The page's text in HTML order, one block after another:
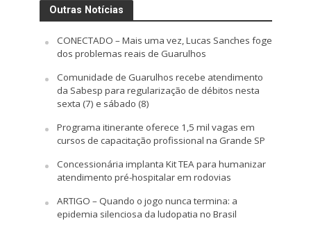
Outras Notícias
CONECTADO – Mais uma vez, Lucas Sanches foge
dos problemas reais de Guarulhos
Comunidade de Guarulhos recebe atendimento
da Sabesp para regularização de débitos nesta
sexta (7) e sábado (8)
Programa itinerante oferece 1,5 mil vagas em
cursos de capacitação profissional na Grande SP
Concessionária implanta Kit TEA para humanizar
atendimento pré-hospitalar em rodovias
ARTIGO – Quando o jogo nunca termina: a
epidemia silenciosa da ludopatia no Brasil